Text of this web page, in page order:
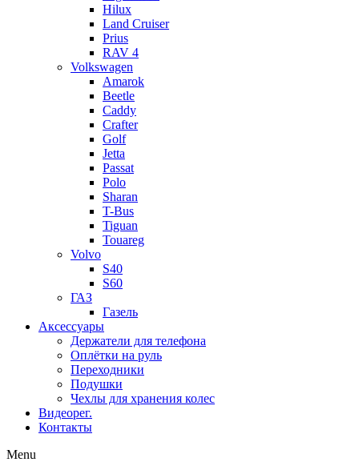
Hilux
Land Cruiser
Prius
RAV 4
Volkswagen
Amarok
Beetle
Caddy
Crafter
Golf
Jetta
Passat
Polo
Sharan
T-Bus
Tiguan
Touareg
Volvo
S40
S60
ГАЗ
Газель
Аксессуары
Держатели для телефона
Оплётки на руль
Переходники
Подушки
Чехлы для хранения колес
Видеорег.
Контакты
Menu